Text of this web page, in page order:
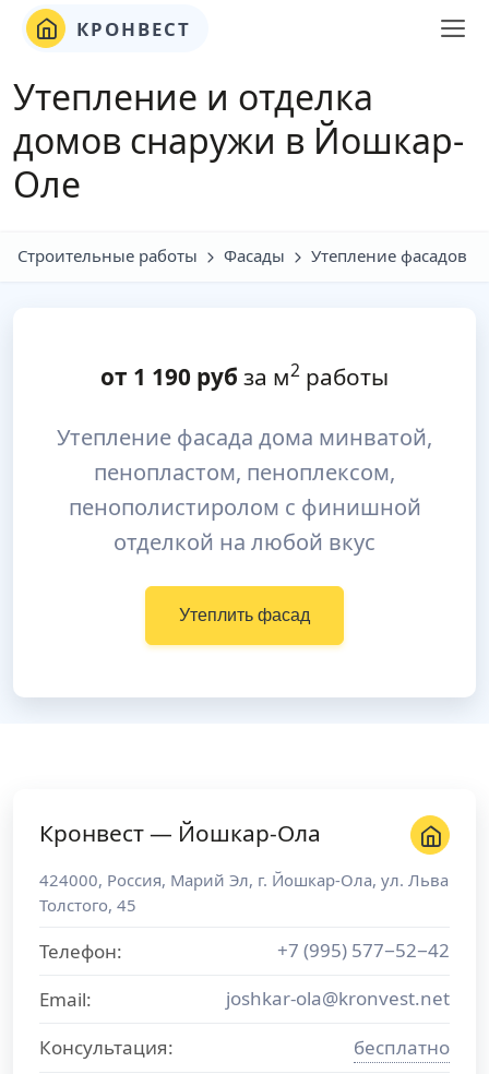
КРОНВЕСТ
Утепление и отделка
домов снаружи в Йошкар-
Оле
Строительные работы Фасады Утепление фасадов
от 1 190 руб за м2 работы
Утепление фасада дома минватой,
пенопластом, пеноплексом,
пенополистиролом с финишной
отделкой на любой вкус
Утеплить фасад
Кронвест — Йошкар-Ола
424000, Россия, Марий Эл, г. Йошкар-Ола, ул. Льва
Толстого, 45
Телефон:
+7 (995) 577−52−42
Email:
joshkar-ola@kronvest.net
Консультация:
бесплатно